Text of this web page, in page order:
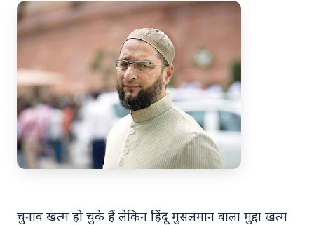
7 Jun 2026
अंशुल कुंचा कौन थे? अमेरिका में
'फर्जी' पिज्जा ऑर्डर डिलीवर करते हुए
भारतीय युवक की गोली मारकर हत्या,
परिवार का आरोप - "ट्रैप था"
अमेरिका में 'फर्जी' पिज्जा ऑर्डर डिलीवर करते हुए
चुनाव खत्म हो चुके हैं लेकिन हिंदू मुसलमान वाला मुद्दा खत्म